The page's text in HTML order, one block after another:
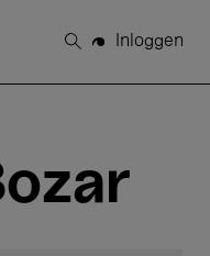
Zoeken
Inloggen